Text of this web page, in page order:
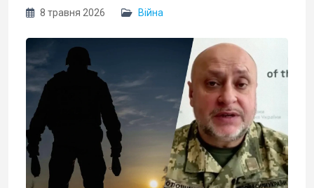
8 травня 2026 Війна